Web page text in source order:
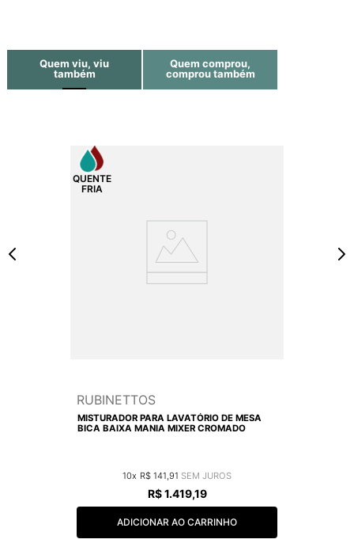
Quem viu, viu
também
Quem comprou,
comprou também
RUBINETTOS
MISTURADOR PARA LAVATÓRIO DE MESA
BICA BAIXA MANIA MIXER CROMADO
10 R$ 141,91
R$ 1.419,19
ADICIONAR AO CARRINHO